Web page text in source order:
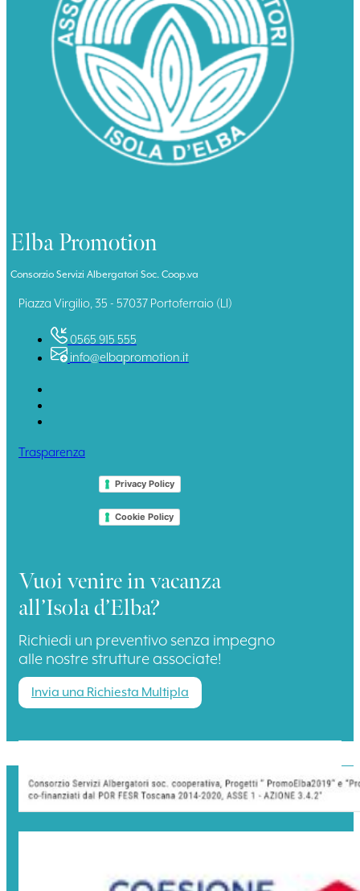
Elba Promotion
Consorzio Servizi Albergatori Soc. Coop.va
Piazza Virgilio, 35 - 57037 Portoferraio (LI)
0565 915 555
info@elbapromotion.it
Trasparenza
Privacy Policy
Cookie Policy
Vuoi venire in vacanza
all’Isola d’Elba?
Richiedi un preventivo senza impegno
alle nostre strutture associate!
Invia una Richiesta Multipla